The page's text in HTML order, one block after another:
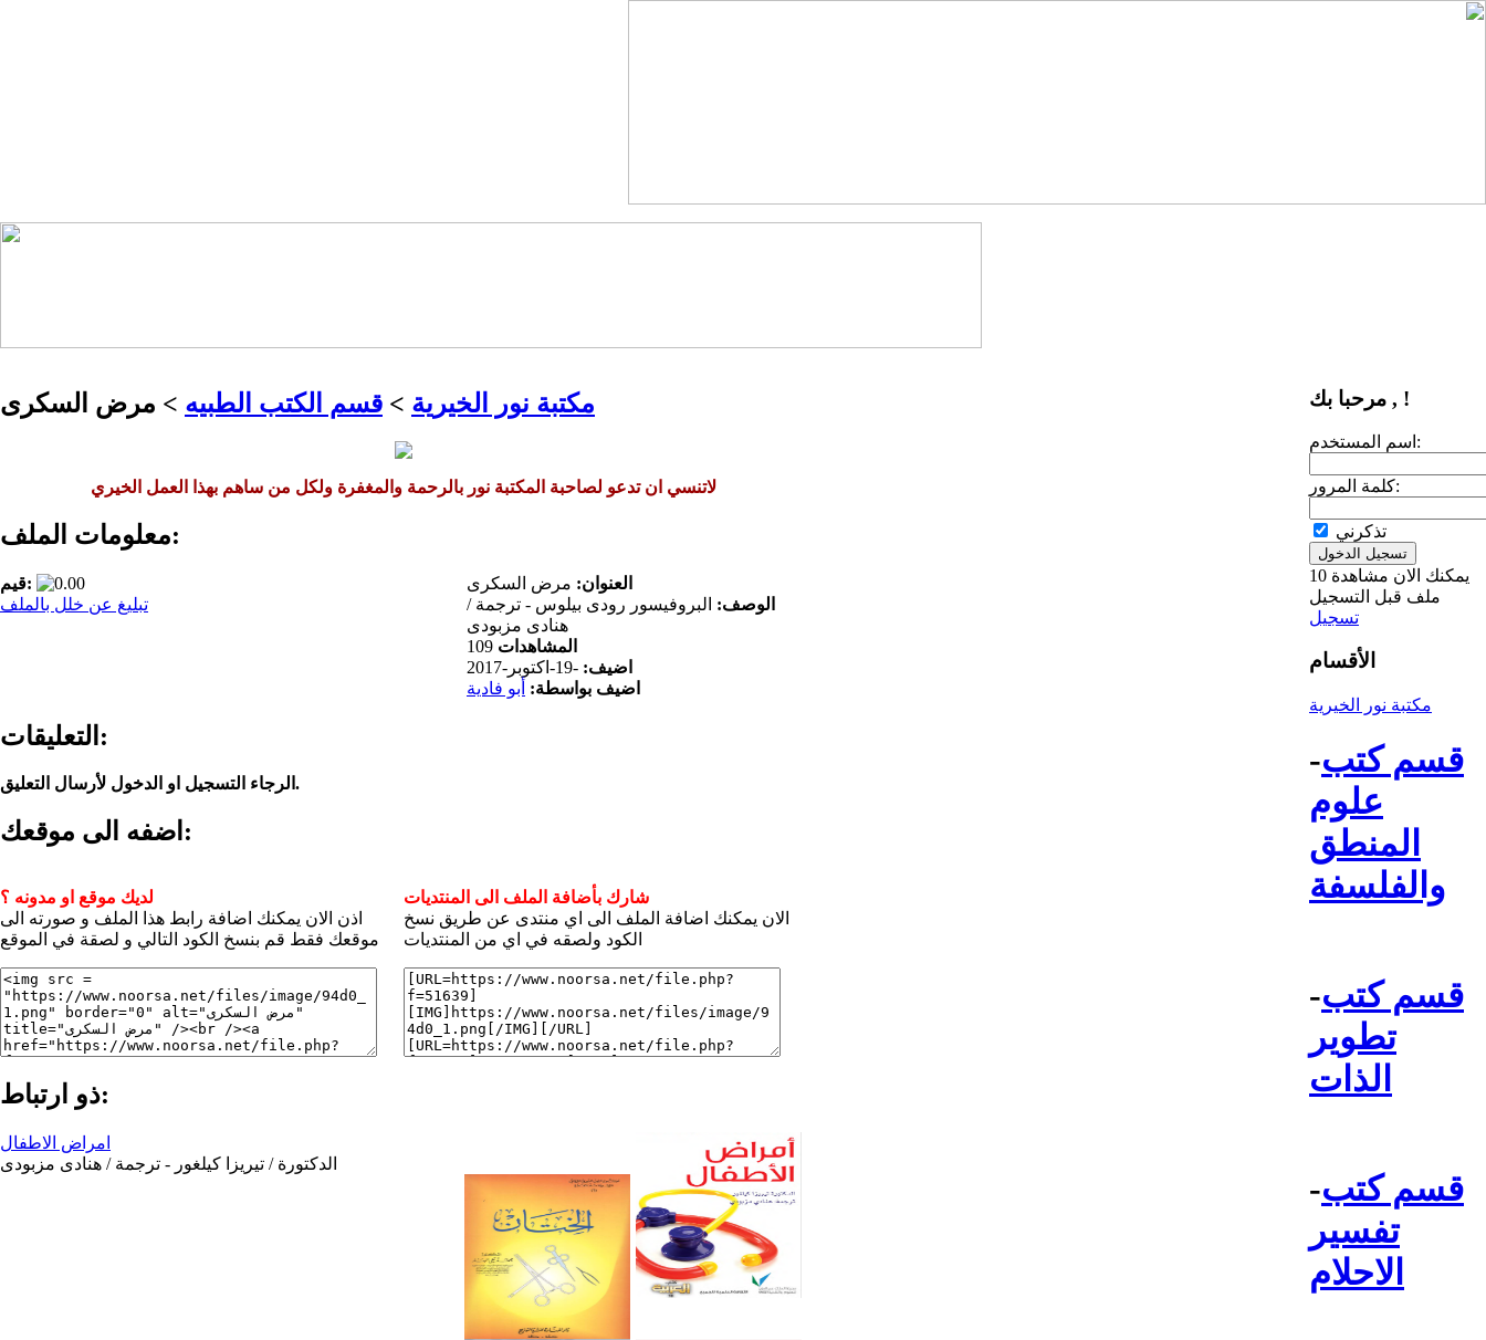
مرحبا بك , !
اسم المستخدم:
كلمة المرور:
تذكرني
يمكنك الان مشاهدة 10
ملف قبل التسجيل
تسجيل
الأقسام
مكتبة نور الخيرية
-قسم كتب
علوم
المنطق
والفلسفة
-قسم كتب
تطوير
الذات
-قسم كتب
تفسير
الاحلام
مكتبة نور الخيرية > قسم الكتب الطبيه > مرض السكرى
لاتنسي ان تدعو لصاحبة المكتبة نور بالرحمة والمغفرة ولكل من ساهم بهذا العمل الخيري
معلومات الملف:
العنوان: مرض السكرى
الوصف: البروفيسور رودى بيلوس - ترجمة /
هنادى مزبودى
المشاهدات
اضيف: -19-اكتوبر-2017
اضيف بواسطة: أبو فادية
قيم:
تبليغ عن خلل بالملف
التعليقات:
الرجاء التسجيل او الدخول لأرسال التعليق.
اضفه الى موقعك:
لديك موقع او مدونه ؟
اذن الان يمكنك اضافة رابط هذا الملف و صورته الى
موقعك فقط قم بنسخ الكود التالي و لصقة في الموقع
شارك بأضافة الملف الى المنتديات
الان يمكنك اضافة الملف الى اي منتدى عن طريق نسخ
الكود ولصقه في اي من المنتديات
ذو ارتباط:
امراض الاطفال
الدكتورة / تيريزا كيلغور - ترجمة / هنادى مزبودى